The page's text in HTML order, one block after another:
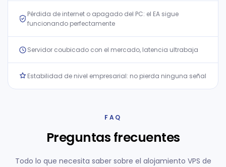
Pérdida de internet o apagado del PC: el EA sigue
funcionando perfectamente
Servidor coubicado con el mercado, latencia ultrabaja
Estabilidad de nivel empresarial: no pierda ninguna señal
FAQ
Preguntas frecuentes
Todo lo que necesita saber sobre el alojamiento VPS de